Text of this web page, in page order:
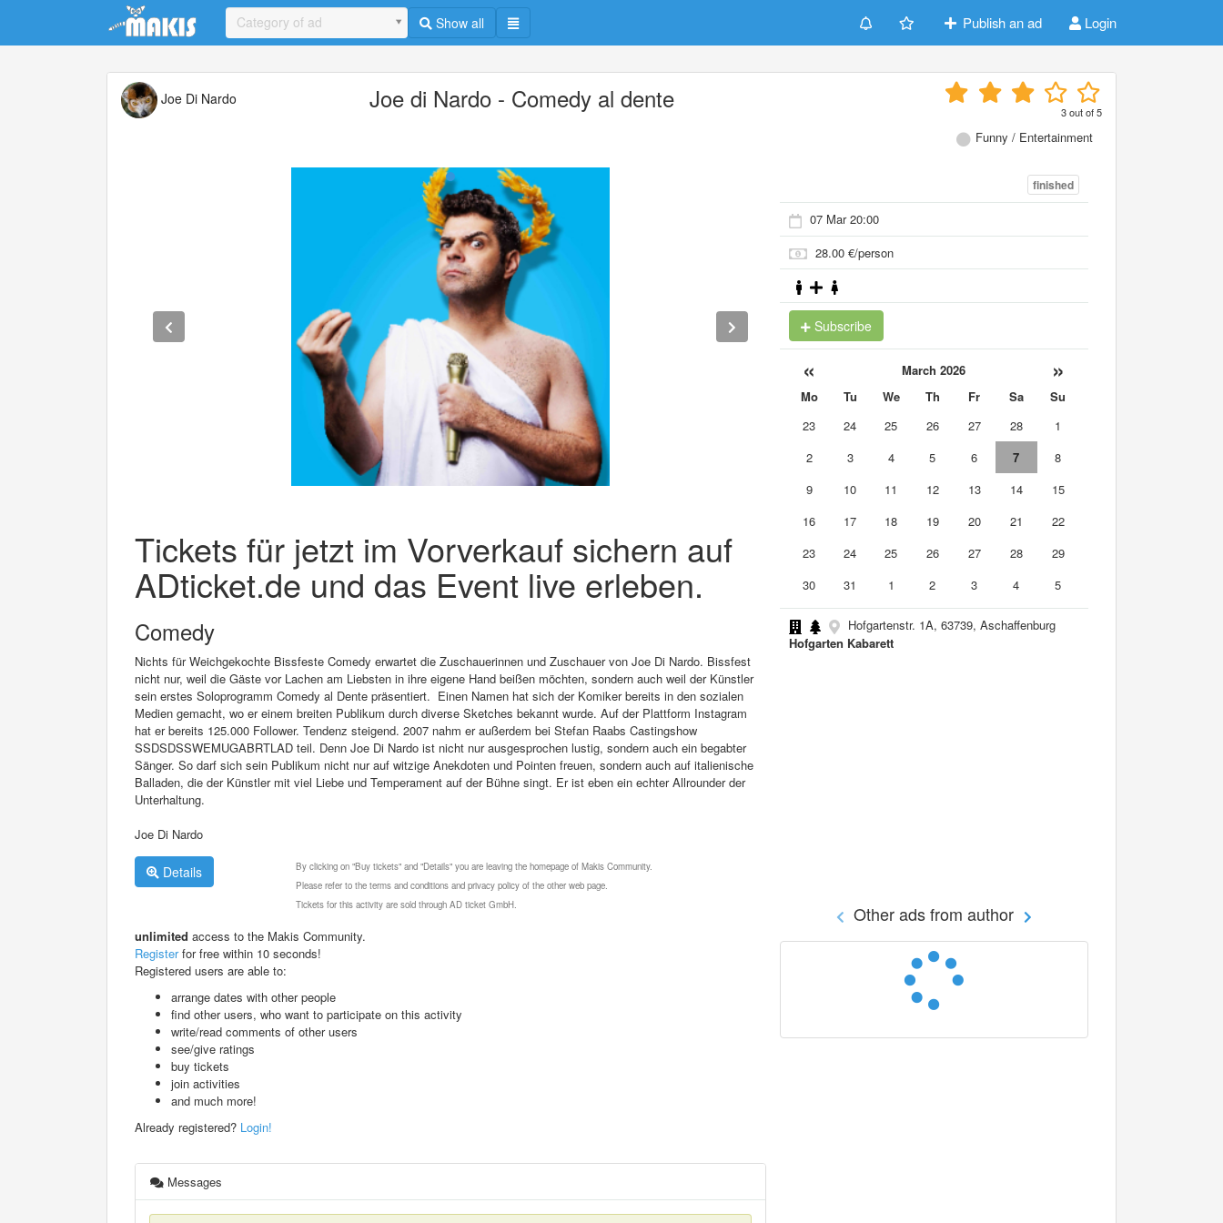
Update cookies preferences
Category of ad Show all Publish an ad Login
Joe Di Nardo Joe di Nardo - Comedy al dente 3out of5
Funny / Entertainment
Tickets für jetzt im Vorverkauf sichern auf
ADticket.de und das Event live erleben.
Comedy
Nichts für Weichgekochte Bissfeste Comedy erwartet die Zuschauerinnen und Zuschauer von Joe Di Nardo. Bissfest
nicht nur, weil die Gäste vor Lachen am Liebsten in ihre eigene Hand beißen möchten, sondern auch weil der Künstler
sein erstes Soloprogramm Comedy al Dente präsentiert. Einen Namen hat sich der Komiker bereits in den sozialen
Medien gemacht, wo er einem breiten Publikum durch diverse Sketches bekannt wurde. Auf der Plattform Instagram
hat er bereits 125.000 Follower. Tendenz steigend. 2007 nahm er außerdem bei Stefan Raabs Castingshow
SSDSDSSWEMUGABRTLAD teil. Denn Joe Di Nardo ist nicht nur ausgesprochen lustig, sondern auch ein begabter
Sänger. So darf sich sein Publikum nicht nur auf witzige Anekdoten und Pointen freuen, sondern auch auf italienische
Balladen, die der Künstler mit viel Liebe und Temperament auf der Bühne singt. Er ist eben ein echter Allrounder der
Unterhaltung.
Joe Di Nardo
Details
By clicking on "Buy tickets" and "Details" you are leaving the homepage of Makis Community.
Please refer to the terms and conditions and privacy policy of the other web page.
Tickets for this activity are sold through AD ticket GmbH.
unlimited access to the Makis Community.
Registerfor free within 10 seconds!
Registered users are able to:
arrange dates with other people
find other users, who want to participate on this activity
write/read comments of other users
see/give ratings
buy tickets
join activities
and much more!
Already registered? Login!
Messages
finished
07 Mar 20:00
28.00 €/person
Subscribe
« March 2026 »
Mo Tu We Th Fr Sa
Su
23
24 25 26 27 28
1
2
3 4 5 6 7
8
9
10 11 12 13 14
15
16
17 18 19 20 21
22
23
24 25 26 27 28
29
30
31 1 2 3 4 5
Hofgartenstr. 1A, 63739, Aschaffenburg
Hofgarten Kabarett
Other ads from author